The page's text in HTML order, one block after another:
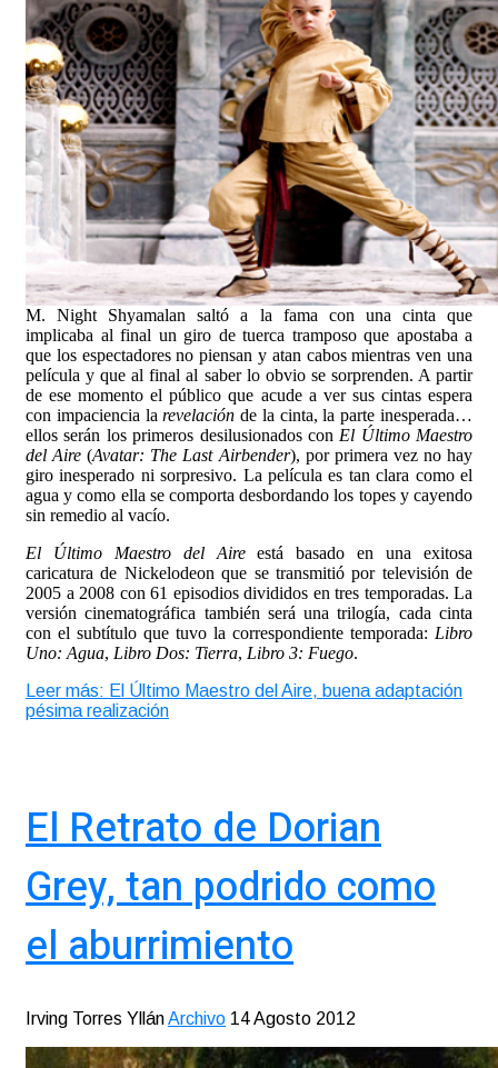
M. Night Shyamalan saltó a la fama con una cinta que
implicaba al final un giro de tuerca tramposo que apostaba a
que los espectadores no piensan y atan cabos mientras ven una
película y que al final al saber lo obvio se sorprenden. A partir
de ese momento el público que acude a ver sus cintas espera
con impaciencia larevelaciónde la cinta, la parte inesperada…
ellos serán los primeros desilusionados con El Último Maestro
del Aire(Avatar: The Last Airbender), por primera vez no hay
giro inesperado ni sorpresivo. La película es tan clara como el
agua y como ella se comporta desbordando los topes y cayendo
sin remedio al vacío.
El Último Maestro del Aireestá basado en una exitosa
caricatura de Nickelodeon que se transmitió por televisión de
2005 a 2008 con 61 episodios divididos en tres temporadas. La
versión cinematográfica también será una trilogía, cada cinta
con el subtítulo que tuvo la correspondiente temporada: Libro
Uno: Agua, Libro Dos: Tierra, Libro 3: Fuego.
Leer más: El Último Maestro del Aire, buena adaptación
pésima realización
El Retrato de Dorian
Grey, tan podrido como
el aburrimiento
Irving Torres YllánArchivo 14 Agosto 2012